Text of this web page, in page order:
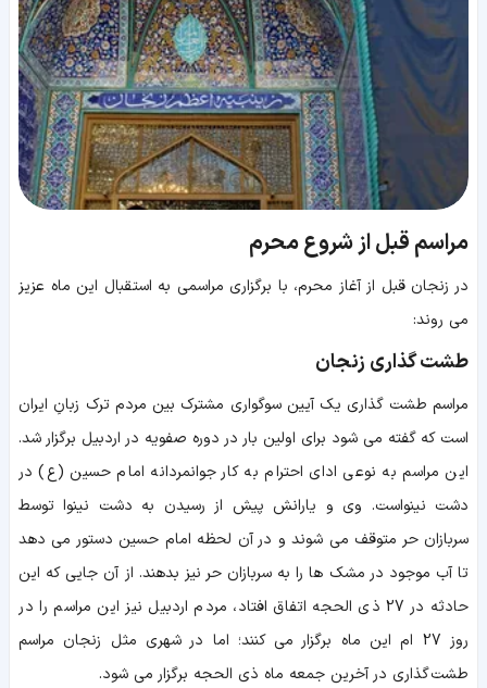
مراسم قبل از شروع محرم
در زنجان قبل از آغاز محرم، با برگزاری مراسمی به استقبال این ماه عزیز
می روند:
طشت گذاری زنجان
مراسم طشت گذاری یک آیین سوگواری مشترک بین مردم ترک زبانِ ایران
است که گفته می شود برای اولین بار در دوره صفویه در اردبیل برگزار شد.
این مراسم به نوعی ادای احترام به کار جوانمردانه امام حسین (ع) در
دشت نینواست. وی و یارانش پیش از رسیدن به دشت نینوا توسط
سربازان حر متوقف می شوند و در آن لحظه امام حسین دستور می دهد
تا آب موجود در مشک ها را به سربازان حر نیز بدهند. از آن جایی که این
حادثه در 27 ذی الحجه اتفاق افتاد، مردم اردبیل نیز این مراسم را در
روز 27 ام این ماه برگزار می کنند؛ اما در شهری مثل زنجان مراسم
طشت گذاری در آخرین جمعه ماه ذی الحجه برگزار می شود.